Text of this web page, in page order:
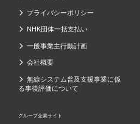
プライバシーポリシー
NHK団体一括支払い
一般事業主行動計画
会社概要
無線システム普及支援事業に係
る事後評価について
グループ企業サイト